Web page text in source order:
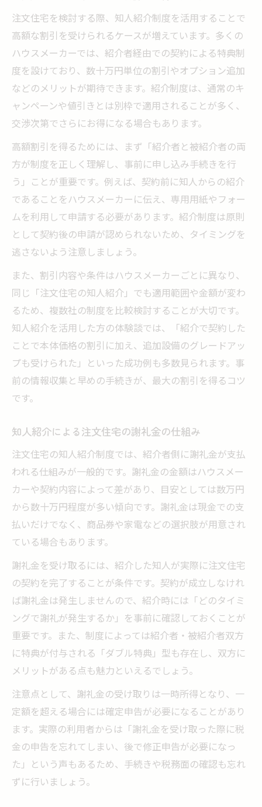
注文住宅を検討する際、知人紹介制度を活用することで
高額な割引を受けられるケースが増えています。多くの
ハウスメーカーでは、紹介者経由での契約による特典制
度を設けており、数十万円単位の割引やオプション追加
などのメリットが期待できます。紹介制度は、通常のキ
ャンペーンや値引きとは別枠で適用されることが多く、
交渉次第でさらにお得になる場合もあります。
高額割引を得るためには、まず「紹介者と被紹介者の両
方が制度を正しく理解し、事前に申し込み手続きを行
う」ことが重要です。例えば、契約前に知人からの紹介
であることをハウスメーカーに伝え、専用用紙やフォー
ムを利用して申請する必要があります。紹介制度は原則
として契約後の申請が認められないため、タイミングを
逃さないよう注意しましょう。
また、割引内容や条件はハウスメーカーごとに異なり、
同じ「注文住宅の知人紹介」でも適用範囲や金額が変わ
るため、複数社の制度を比較検討することが大切です。
知人紹介を活用した方の体験談では、「紹介で契約した
ことで本体価格の割引に加え、追加設備のグレードアッ
プも受けられた」といった成功例も多数見られます。事
前の情報収集と早めの手続きが、最大の割引を得るコツ
です。
知人紹介による注文住宅の謝礼金の仕組み
注文住宅の知人紹介制度では、紹介者側に謝礼金が支払
われる仕組みが一般的です。謝礼金の金額はハウスメー
カーや契約内容によって差があり、目安としては数万円
から数十万円程度が多い傾向です。謝礼金は現金での支
払いだけでなく、商品券や家電などの選択肢が用意され
ている場合もあります。
謝礼金を受け取るには、紹介した知人が実際に注文住宅
の契約を完了することが条件です。契約が成立しなけれ
ば謝礼金は発生しませんので、紹介時には「どのタイミ
ングで謝礼が発生するか」を事前に確認しておくことが
重要です。また、制度によっては紹介者・被紹介者双方
に特典が付与される「ダブル特典」型も存在し、双方に
メリットがある点も魅力といえるでしょう。
注意点として、謝礼金の受け取りは一時所得となり、一
定額を超える場合には確定申告が必要になることがあり
ます。実際の利用者からは「謝礼金を受け取った際に税
金の申告を忘れてしまい、後で修正申告が必要になっ
た」という声もあるため、手続きや税務面の確認も忘れ
ずに行いましょう。